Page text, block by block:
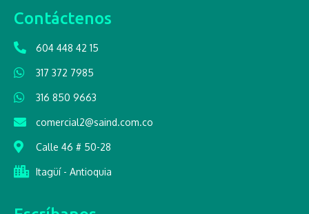
Contáctenos
604 448 42 15
317 372 7985
316 850 9663
comercial2@saind.com.co
Calle 46 # 50-28
Itagüí - Antioquia